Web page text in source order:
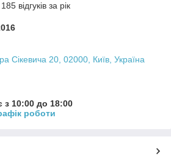
відгуків за рік
Сікевича 20, 02000, Київ, Україна
з 10:00 до 18:00
роботи